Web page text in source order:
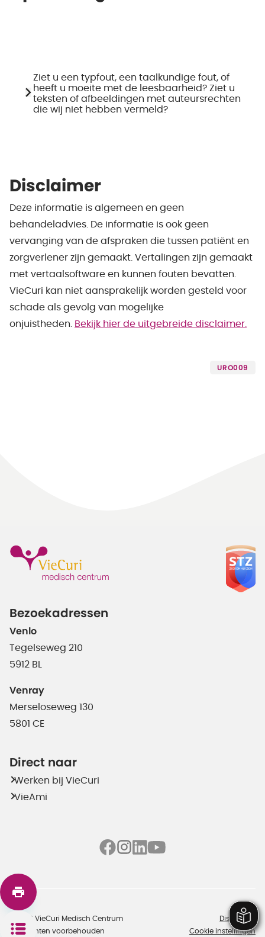
Ziet u een typfout, een taalkundige fout, of
heeft u moeite met de leesbaarheid? Ziet u
teksten of afbeeldingen met auteursrechten
die wij niet hebben vermeld?
Disclaimer
Deze informatie is algemeen en geen
behandeladvies. De informatie is ook geen
vervanging van de afspraken die tussen patiënt en
zorgverlener zijn gemaakt. Vertalingen zijn gemaakt
met vertaalsoftware en kunnen fouten bevatten.
VieCuri kan niet aansprakelijk worden gesteld voor
schade als gevolg van mogelijke
onjuistheden.
Bekijk hier de uitgebreide disclaimer.
URO009
Bezoekadressen
Venlo
Tegelseweg 210
5912 BL
Venray
Merseloseweg 130
5801 CE
Direct naar
Werken bij VieCuri
VieAmi
©2026 VieCuri Medisch Centrum
Alle rechten voorbehouden
Disclaimer
Cookie instellingen